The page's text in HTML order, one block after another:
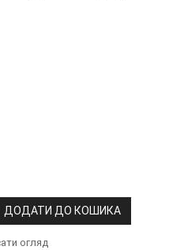
ДОДАТИ ДО КОШИКА
огляд